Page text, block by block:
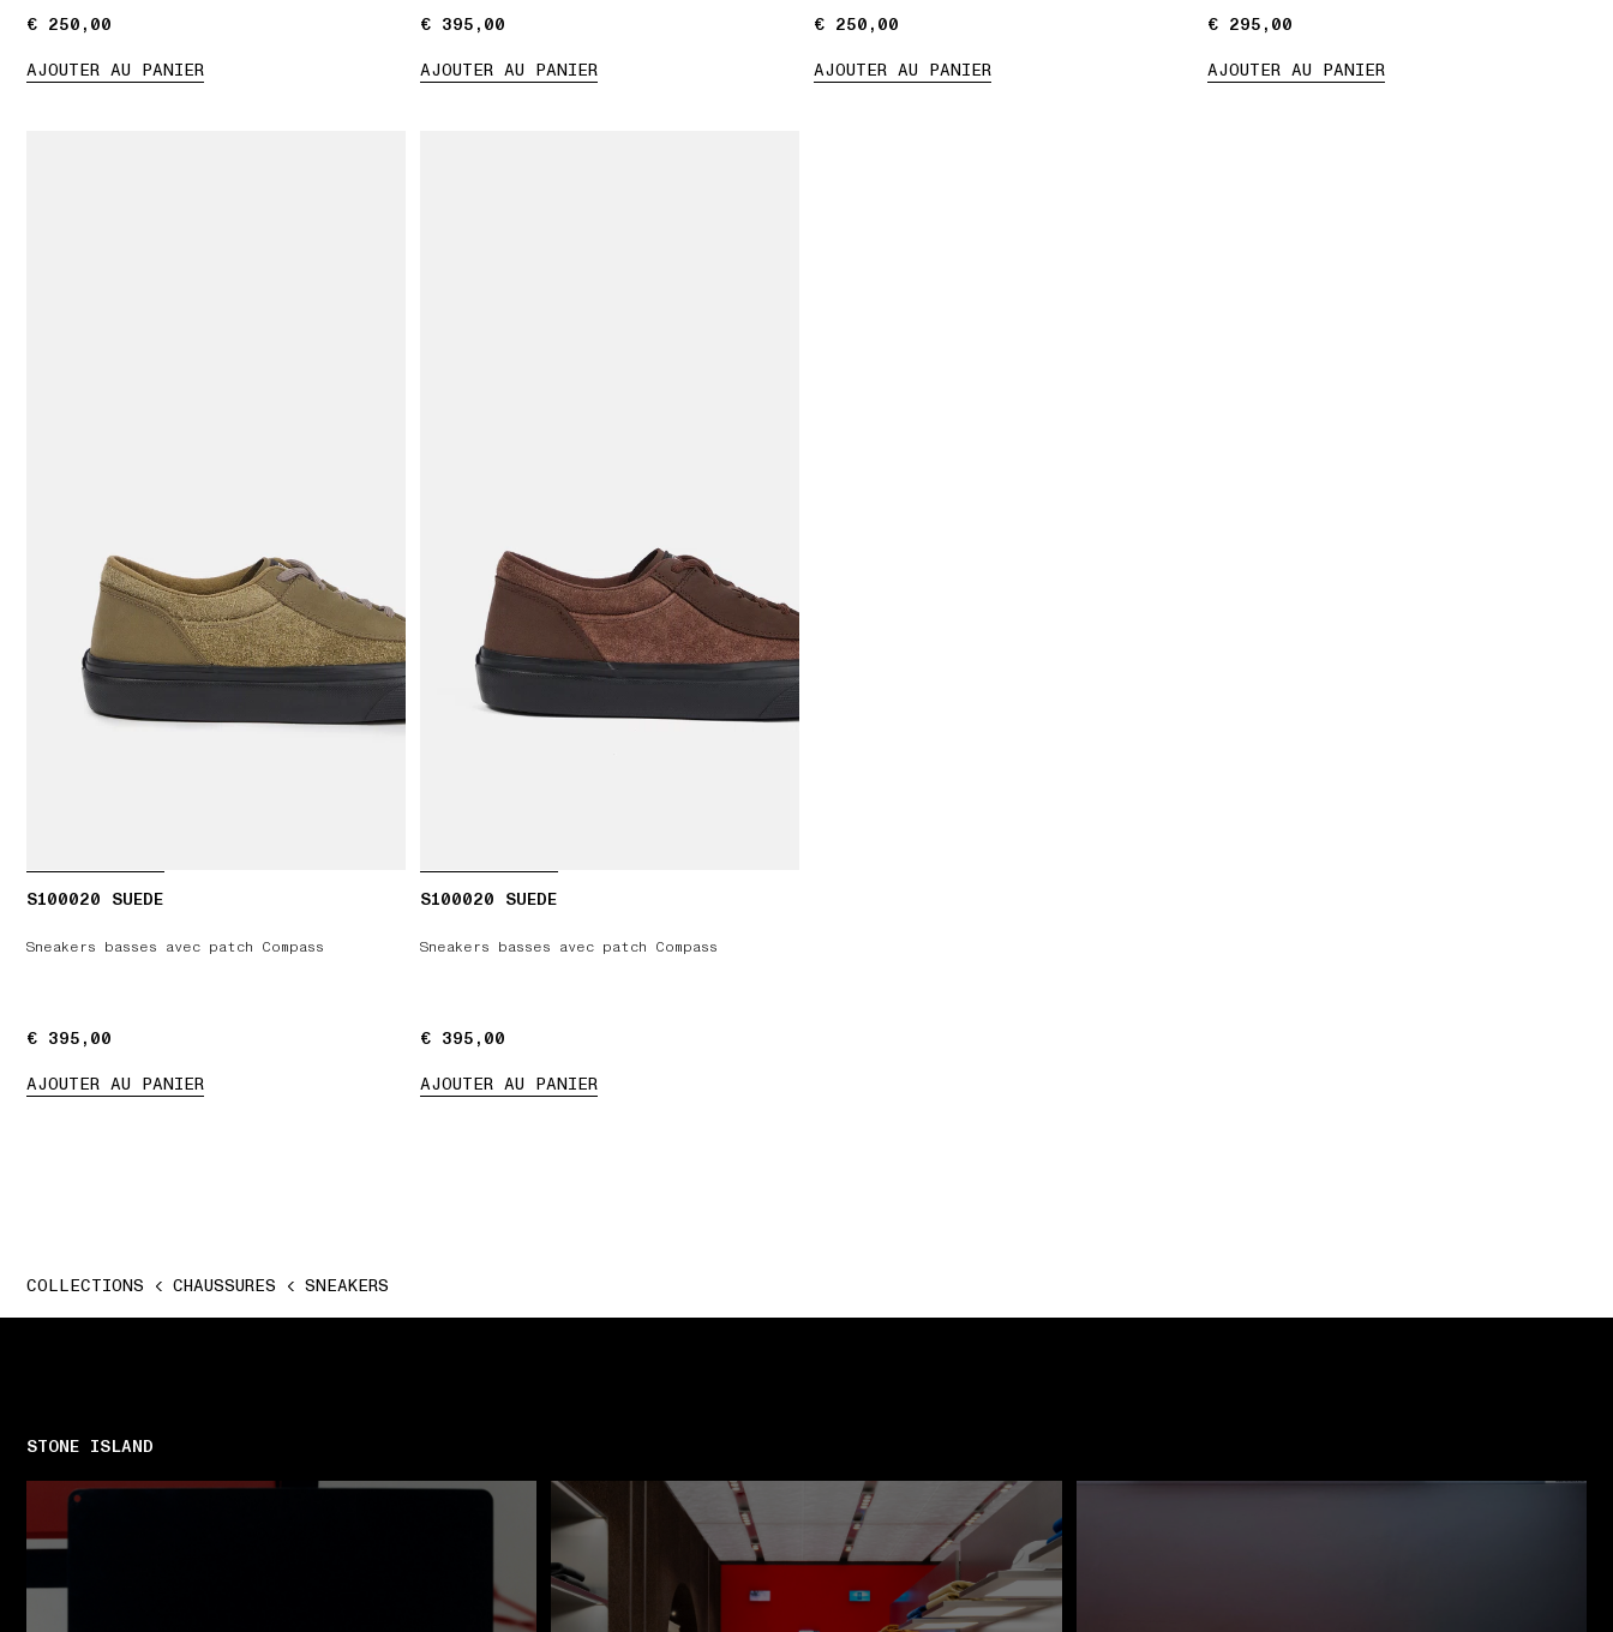
€ 250,00
€ 250,00
AJOUTER AU PANIER
€ 395,00
€ 395,00
AJOUTER AU PANIER
€ 250,00
€ 250,00
AJOUTER AU PANIER
€ 295,00
€ 295,00
AJOUTER AU PANIER
S100020 SUEDE
Sneakers basses avec patch Compass
€ 395,00
€ 395,00
AJOUTER AU PANIER
S100020 SUEDE
Sneakers basses avec patch Compass
€ 395,00
€ 395,00
AJOUTER AU PANIER
COLLECTIONS CHAUSSURES SNEAKERS
STONE ISLAND